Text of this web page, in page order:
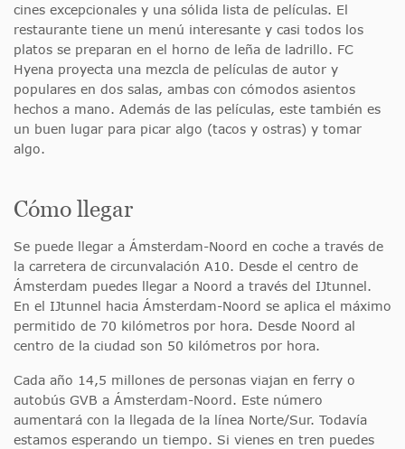
cines excepcionales y una sólida lista de películas. El
restaurante tiene un menú interesante y casi todos los
platos se preparan en el horno de leña de ladrillo. FC
Hyena proyecta una mezcla de películas de autor y
populares en dos salas, ambas con cómodos asientos
hechos a mano. Además de las películas, este también es
un buen lugar para picar algo (tacos y ostras) y tomar
algo.
Cómo llegar
Se puede llegar a Ámsterdam-Noord en coche a través de
la carretera de circunvalación A10. Desde el centro de
Ámsterdam puedes llegar a Noord a través del IJtunnel.
En el IJtunnel hacia Ámsterdam-Noord se aplica el máximo
permitido de 70 kilómetros por hora. Desde Noord al
centro de la ciudad son 50 kilómetros por hora.
Cada año 14,5 millones de personas viajan en ferry o
autobús GVB a Ámsterdam-Noord. Este número
aumentará con la llegada de la línea Norte/Sur. Todavía
estamos esperando un tiempo. Si vienes en tren puedes